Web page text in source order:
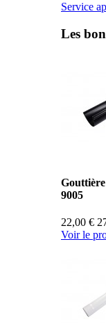
Service
Les
9005
22,00 €
Voir le